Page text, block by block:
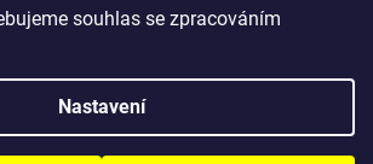
souhlas se zpracováním
Nastavení